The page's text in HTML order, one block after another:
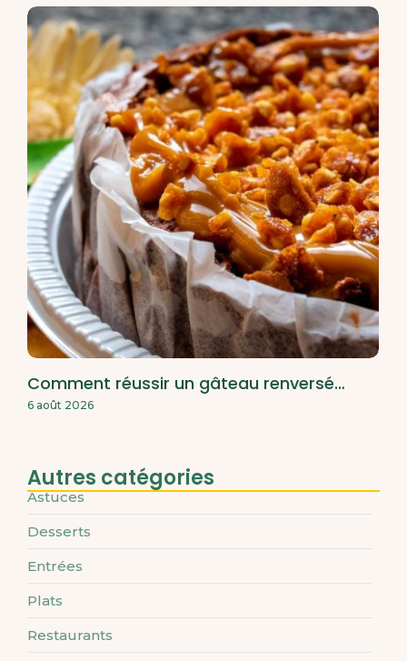
Comment réussir un gâteau renversé…
6 août 2026
Autres catégories
Astuces
Desserts
Entrées
Plats
Restaurants